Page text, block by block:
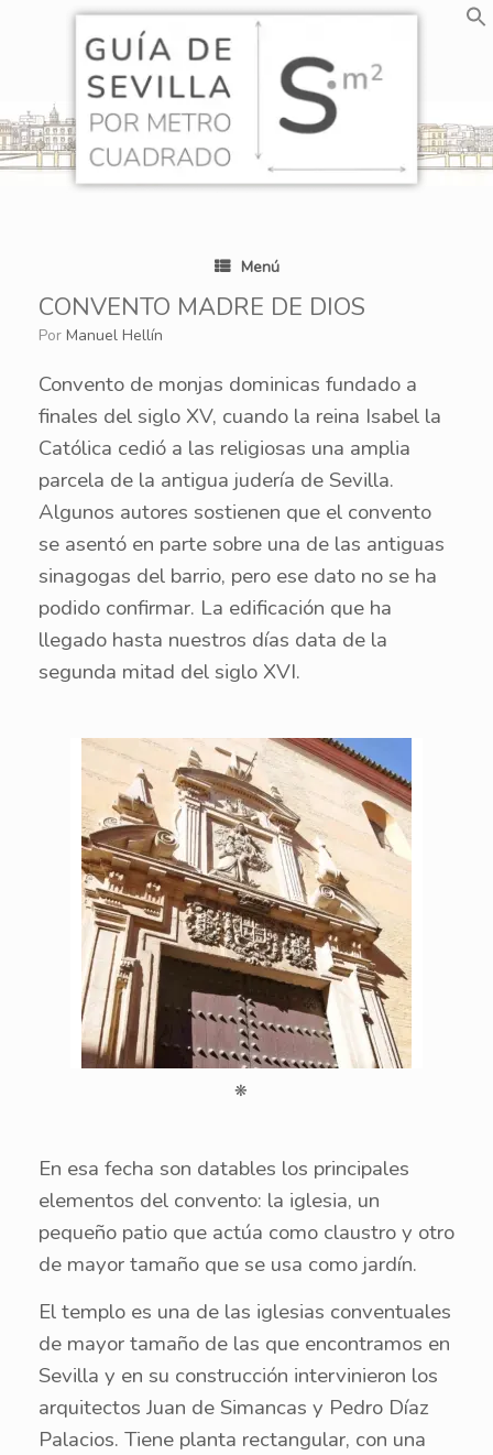
Menú
CONVENTO MADRE DE DIOS
por Manuel Hellín
Convento de monjas dominicas fundado a
finales del siglo XV, cuando la reina Isabel la
Católica cedió a las religiosas una amplia
parcela de la antigua judería de Sevilla.
Algunos autores sostienen que el convento
se asentó en parte sobre una de las antiguas
sinagogas del barrio, pero ese dato no se ha
podido confirmar. La edificación que ha
llegado hasta nuestros días data de la
segunda mitad del siglo XVI.
❋
En esa fecha son datables los principales
elementos del convento: la iglesia, un
pequeño patio que actúa como claustro y otro
de mayor tamaño que se usa como jardín.
El templo es una de las iglesias conventuales
de mayor tamaño de las que encontramos en
Sevilla y en su construcción intervinieron los
arquitectos Juan de Simancas y Pedro Díaz
Palacios. Tiene planta rectangular, con una